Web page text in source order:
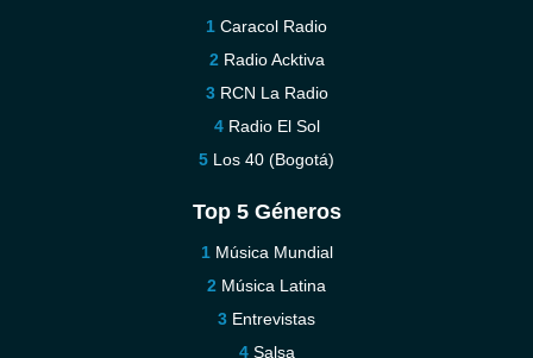
Caracol Radio
Radio Acktiva
RCN La Radio
Radio El Sol
Los 40 (Bogotá)
Top 5 Géneros
Música Mundial
Música Latina
Entrevistas
Salsa